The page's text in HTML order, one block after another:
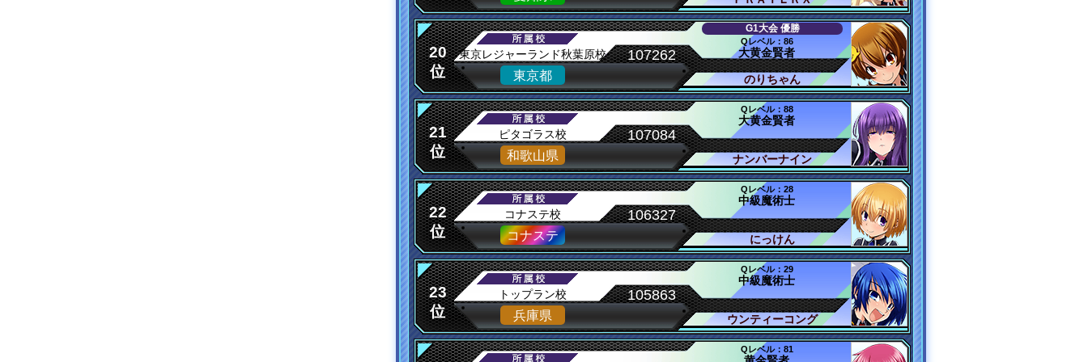
20
位
東京レジャーランド秋葉原校
東京都
107262
G1大会 優勝
Qレベル：86
大黄金賢者
のりちゃん
21
位
ピタゴラス校
和歌山県
107084
Qレベル：88
大黄金賢者
ナンバーナイン
22
位
コナステ校
コナステ
106327
Qレベル：28
中級魔術士
にっけん
23
位
トップラン校
兵庫県
105863
Qレベル：29
中級魔術士
ウンティーコング
Qレベル：81